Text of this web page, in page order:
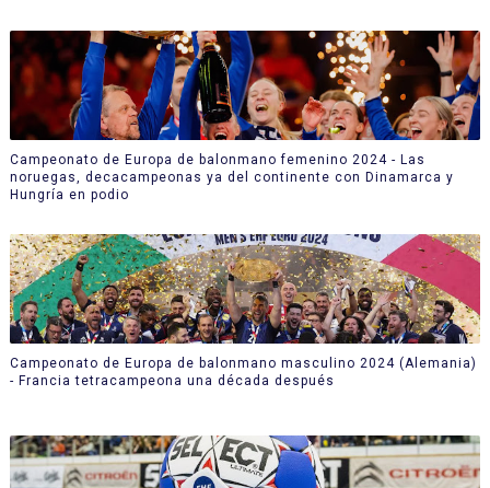
Campeonato de Europa de balonmano femenino 2024 - Las
noruegas, decacampeonas ya del continente con Dinamarca y
Hungría en podio
Campeonato de Europa de balonmano masculino 2024 (Alemania)
- Francia tetracampeona una década después